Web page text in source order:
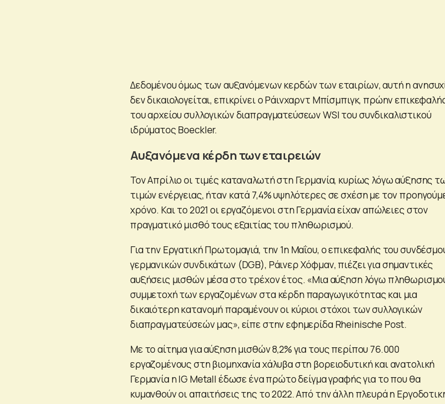
Δεδομένου όμως των αυξανόμενων κερδών των εταιρίων, αυτή η
δεν δικαιολογείται, επικρίνει ο Ράινχαρντ Μπίσμπιγκ, πρώην
του αρχείου συλλογικών διαπραγματεύσεων WSI του συνδικαλιστικού
ιδρύματος Boeckler.
Αυξανόμενα κέρδη των εταιρειών
Τον Απρίλιο οι τιμές καταναλωτή στη Γερμανία, κυρίως λόγω αύξησης
τιμών ενέργειας, ήταν κατά 7,4% υψηλότερες σε σχέση με τον
χρόνο. Και το 2021 οι εργαζόμενοι στη Γερμανία είχαν απώλειες στον
πραγματικό μισθό τους εξαιτίας του πληθωρισμού.
Για την Εργατική Πρωτομαγιά, την 1η Μαΐου, ο επικεφαλής του
γερμανικών συνδικάτων (DGB), Ράινερ Χόφμαν, πιέζει για σημαντικές
αυξήσεις μισθών μέσα στο τρέχον έτος. «Μια αύξηση λόγω
συμμετοχή των εργαζομένων στα κέρδη παραγωγικότητας και μια
δικαιότερη κατανομή παραμένουν οι κύριοι στόχοι των συλλογικών
διαπραγματεύσεών μας», είπε στην εφημερίδα Rheinische Post.
Με το αίτημα για αύξηση μισθών 8,2% για τους περίπου 76.000
εργαζομένους στη βιομηχανία χάλυβα στη βορειοδυτική και ανατολική
Γερμανία η IG Metall έδωσε ένα πρώτο δείγμα γραφής για το που θα
κυμανθούν οι απαιτήσεις της το 2022. Από την άλλη πλευρά η